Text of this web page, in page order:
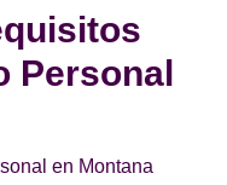
Personal
en Montana